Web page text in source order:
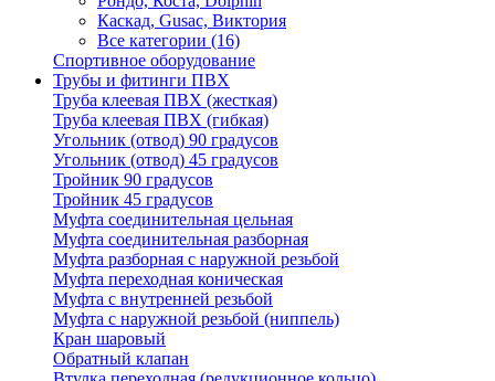
Каскад, Gusac, Виктория
Все категории (16)
Спортивное оборудование
Трубы и фитинги ПВХ
Труба клеевая ПВХ (жесткая)
Труба клеевая ПВХ (гибкая)
Угольник (отвод) 90 градусов
Угольник (отвод) 45 градусов
Тройник 90 градусов
Тройник 45 градусов
Муфта соединительная цельная
Муфта соединительная разборная
Муфта разборная с наружной резьбой
Муфта переходная коническая
Муфта с внутренней резьбой
Муфта с наружной резьбой (ниппель)
Кран шаровый
Обратный клапан